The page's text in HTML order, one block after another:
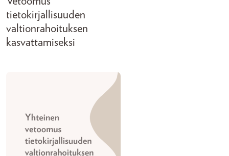
tietokirjallisuuden
valtionrahoituksen
kasvattamiseksi